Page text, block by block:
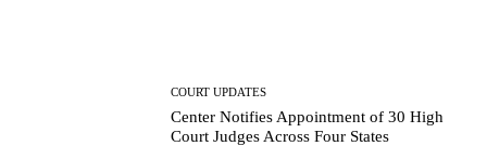
COURT UPDATES
Center Notifies Appointment of 30 High
Court Judges Across Four States